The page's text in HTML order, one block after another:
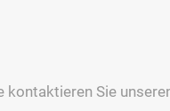
kontaktieren Sie